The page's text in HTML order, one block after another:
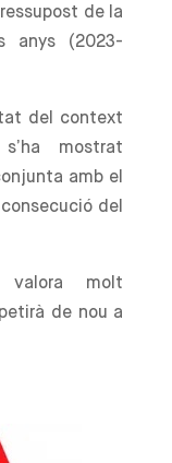
de la
anys (2023-
del context
mostrat
amb el
del
valora molt
de nou a